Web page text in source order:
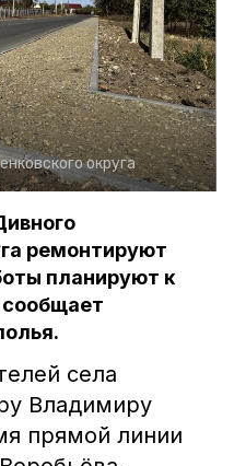
округа
ремонтируют
планируют к
сообщает
села
Владимиру
прямой линии